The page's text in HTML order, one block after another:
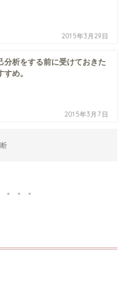
2015年3月29日
分析をする前に受けておきた
め。
2015年3月7日